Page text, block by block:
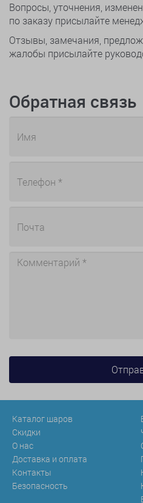
Вопросы, уточнения,
по заказу присылайте
Отзывы, замечания,
жалобы присылайте
Обратная связь
Каталог шаров
Скидки
О нас
Доставка и оплата
Контакты
Безопасность